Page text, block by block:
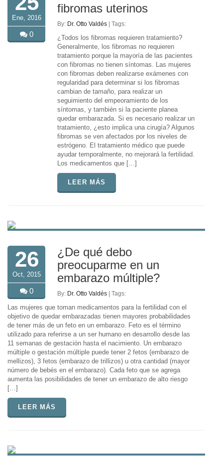
Ene, 2016
0
fibromas uterinos
By: Dr. Otto Valdés | Tags:
¿Todos los fibromas requieren tratamiento?
Generalmente, los fibromas no requieren
tratamiento porque la mayoría de las pacientes
con fibromas no tienen síntomas. Las mujeres
con fibromas deben realizarse exámenes con
regularidad para determinar si los fibromas
cambian de tamaño, para realizar un
seguimiento del empeoramiento de los
síntomas, y también si la paciente planea
quedar embarazada. Si es necesario realizar un
tratamiento, ¿esto implica una cirugía? Algunos
fibromas se ven afectados por los niveles de
estrógeno. El tratamiento médico que puede
ayudar temporalmente, no mejorará la fertilidad.
Los medicamentos que […]
LEER MÁS
26
Oct, 2015
0
¿De qué debo
preocuparme en un
embarazo múltiple?
By: Dr. Otto Valdés | Tags:
Las mujeres que toman medicamentos para la fertilidad con el
objetivo de quedar embarazadas tienen mayores probabilidades
de tener más de un feto en un embarazo. Feto es el término
utilizado para referirse a un ser humano en desarrollo desde las
11 semanas de gestación hasta el nacimiento. Un embarazo
múltiple o gestación múltiple puede tener 2 fetos (embarazo de
mellizos), 3 fetos (embarazo de trillizos) u otra cantidad (mayor
número de bebés en el embarazo). Cada feto que se agrega
aumenta las posibilidades de tener un embarazo de alto riesgo
[…]
LEER MÁS